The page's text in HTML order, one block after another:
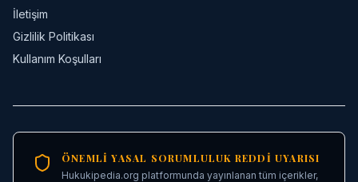
İletişim
Gizlilik Politikası
Kullanım Koşulları
ÖNEMLI YASAL SORUMLULUK REDDI UYARISI
Hukukipedia.org platformunda yayınlanan tüm içerikler,